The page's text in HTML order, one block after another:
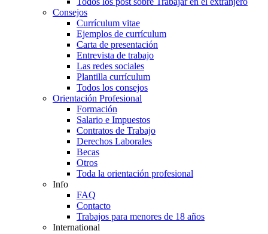
Consejos
Currículum vitae
Ejemplos de currículum
Carta de presentación
Entrevista de trabajo
Las redes sociales
Plantilla currículum
Todos los consejos
Orientación Profesional
Formación
Salario e Impuestos
Contratos de Trabajo
Derechos Laborales
Becas
Otros
Toda la orientación profesional
Info
FAQ
Contacto
Trabajos para menores de 18 años
International